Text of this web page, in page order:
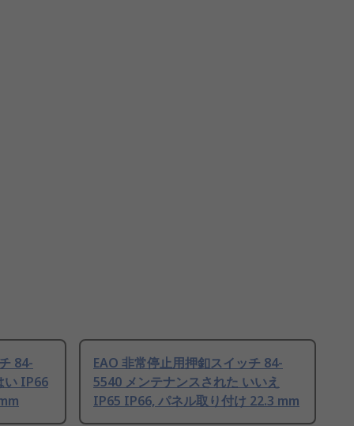
84-
い IP66
EAO 非常停止用押釦スイッチ 84-
5540 メンテナンスされた いいえ
IP65 IP66, パネル取り付け 22.3 mm